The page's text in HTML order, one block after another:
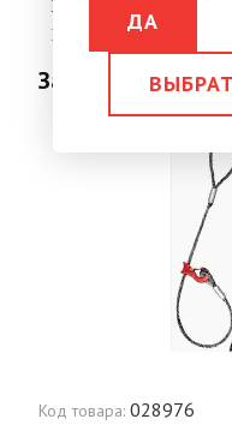
ДА
Захваты, Струбцины
Захват-чекер
Захват-чекер
Код товара: 028976